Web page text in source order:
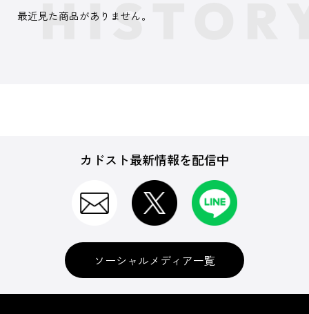
最近見た商品がありません。
カドスト最新情報を配信中
ソーシャルメディア一覧